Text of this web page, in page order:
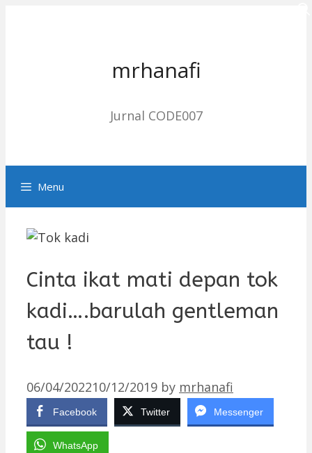
mrhanafi
Jurnal CODE007
Menu
Cinta ikat mati depan tok
kadi….barulah gentleman
tau !
06/04/202210/12/2019 by mrhanafi
Facebook Twitter Messenger
WhatsApp